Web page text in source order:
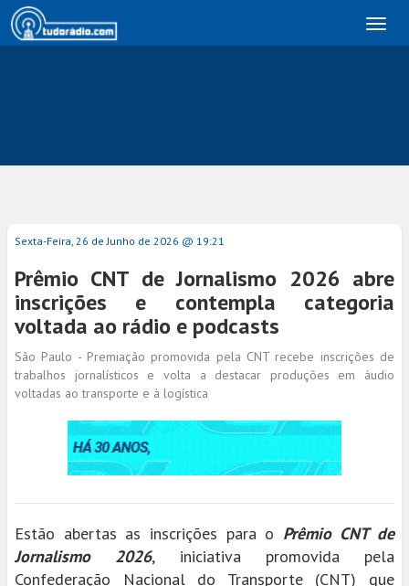
Sexta-Feira, 26 de Junho de 2026 @ 19:21
Prêmio CNT de Jornalismo 2026 abre
inscrições e contempla categoria
voltada ao rádio e podcasts
São Paulo - Premiação promovida pela CNT recebe inscrições de
trabalhos jornalísticos e volta a destacar produções em áudio
voltadas ao transporte e à logística
Estão abertas as inscrições para o Prêmio CNT de
Jornalismo 2026, iniciativa promovida pela
Confederação Nacional do Transporte (CNT) que